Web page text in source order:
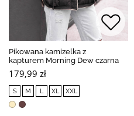
Pikowana kamizelka z
kapturem Morning Dew czarna
179,99 zł
S M L XL XXL